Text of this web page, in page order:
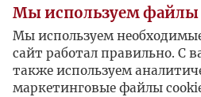
Мы используем файлы
Мы используем
сайт работал правильно. С
также используем
маркетинговые файлы